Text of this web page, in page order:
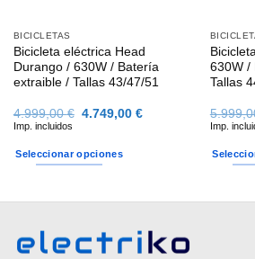
BICICLETAS
Bicicleta eléctrica Head
Durango / 630W / Batería
extraible / Tallas 43/47/51
4.999,00€ El
era:
4.999,00 €.
4.749,00 €El
Imp. incluidos
Seleccionar opciones
múltiples
variantes.
630W /
Tallas
Imp.